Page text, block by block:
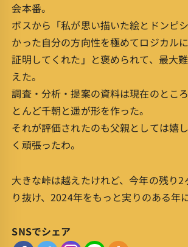
会本番。
ボスから「私が思い描いた絵とドンピ
かった自分の方向性を極めてロジカル
証明してくれた」と褒められて、最大
えた。
調査・分析・提案の資料は現在のとこ
とんど千朝と遥が形を作った。
それが評価されたのも父親としては嬉
く頑張ったわ。
大きな峠は越えたけれど、今年の残り2
り抜け、2024年をもっと実りのある年
SNSでシェア